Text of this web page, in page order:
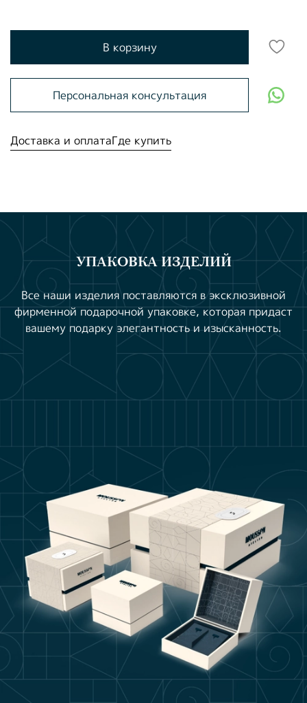
В корзину
Персональная консультация
Доставка и оплатаГде купить
УПАКОВКА ИЗДЕЛИЙ
Все наши изделия поставляются в эксклюзивной
фирменной подарочной упаковке, которая придаст
вашему подарку элегантность и изысканность.